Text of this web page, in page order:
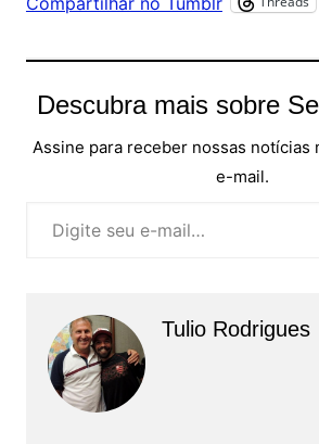
Descubra mais sobre
Assine para receber nossas notícias
e-mail.
Tulio Rodrigues